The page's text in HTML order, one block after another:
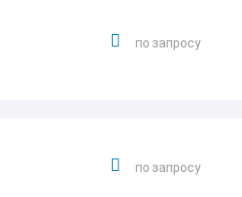
по запросу
по запросу